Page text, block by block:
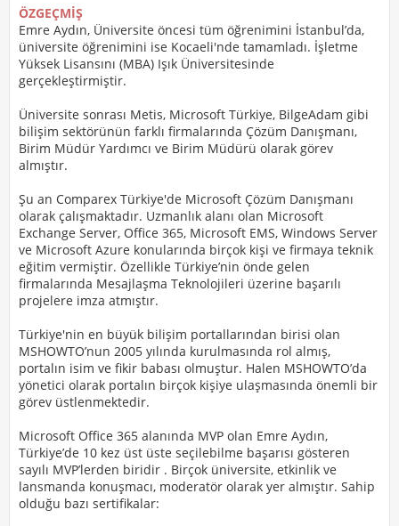
ÖZGEÇMIŞ
Emre Aydın, Üniversite öncesi tüm öğrenimini İstanbul’da,
üniversite öğrenimini ise Kocaeli'nde tamamladı. İşletme
Yüksek Lisansını (MBA) Işık Üniversitesinde
gerçekleştirmiştir.
Üniversite sonrası Metis, Microsoft Türkiye, BilgeAdam gibi
bilişim sektörünün farklı firmalarında Çözüm Danışmanı,
Birim Müdür Yardımcı ve Birim Müdürü olarak görev
almıştır.
Şu an Comparex Türkiye'de Microsoft Çözüm Danışmanı
olarak çalışmaktadır. Uzmanlık alanı olan Microsoft
Exchange Server, Office 365, Microsoft EMS, Windows Server
ve Microsoft Azure konularında birçok kişi ve firmaya teknik
eğitim vermiştir. Özellikle Türkiye’nin önde gelen
firmalarında Mesajlaşma Teknolojileri üzerine başarılı
projelere imza atmıştır.
Türkiye'nin en büyük bilişim portallarından birisi olan
MSHOWTO’nun 2005 yılında kurulmasında rol almış,
portalın isim ve fikir babası olmuştur. Halen MSHOWTO’da
yönetici olarak portalın birçok kişiye ulaşmasında önemli bir
görev üstlenmektedir.
Microsoft Office 365 alanında MVP olan Emre Aydın,
Türkiye’de 10 kez üst üste seçilebilme başarısı gösteren
sayılı MVP’lerden biridir . Birçok üniversite, etkinlik ve
lansmanda konuşmacı, moderatör olarak yer almıştır. Sahip
olduğu bazı sertifikalar: